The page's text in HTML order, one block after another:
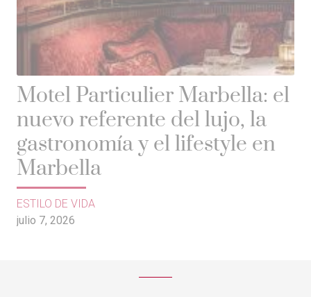
Motel Particulier Marbella: el
nuevo referente del lujo, la
gastronomía y el lifestyle en
Marbella
julio 7, 2026
ESTILO DE VIDA